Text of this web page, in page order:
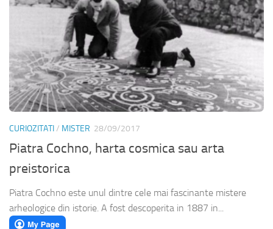
CURIOZITATI/ MISTER 28/09/2017
Piatra Cochno, harta cosmica sau arta
preistorica
Piatra Cochno este unul dintre cele mai fascinante mistere
arheologice din istorie. A fost descoperita in 1887 in...